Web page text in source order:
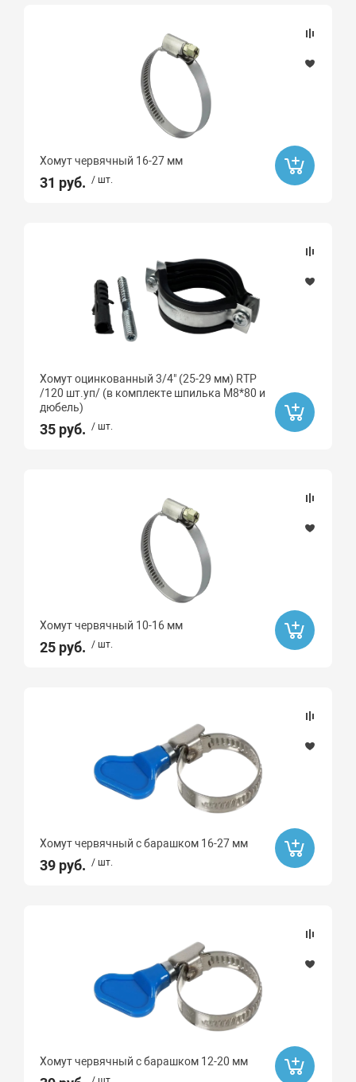
Хомут червячный 16-27 мм
31 руб. / шт.
Хомут оцинкованный 3/4" (25-29 мм) RTP
/120 шт.уп/ (в комплекте шпилька М8*80 и
дюбель)
35 руб. / шт.
Хомут червячный 10-16 мм
25 руб. / шт.
Хомут червячный с барашком 16-27 мм
39 руб. / шт.
Хомут червячный с барашком 12-20 мм